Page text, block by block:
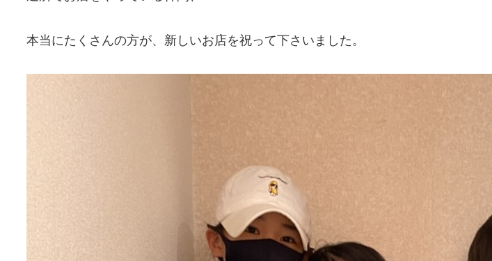
本当にたくさんの方が、新しいお店を祝って下さいました。